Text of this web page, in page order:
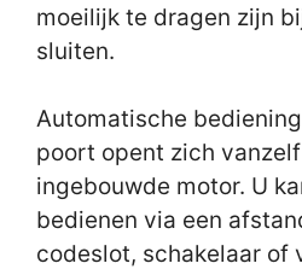
moeilijk te dragen zijn
sluiten.
Automatische
poort opent zich
ingebouwde motor. U
bedienen via een
codeslot, schakelaar of